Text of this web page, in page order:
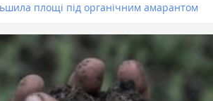
площі під органічним амарантом